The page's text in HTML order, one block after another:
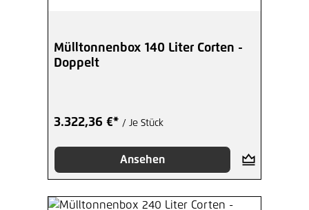
Mülltonnenbox 140 Liter Corten -
Doppelt
3.322,36 €* / Je Stück
Ansehen